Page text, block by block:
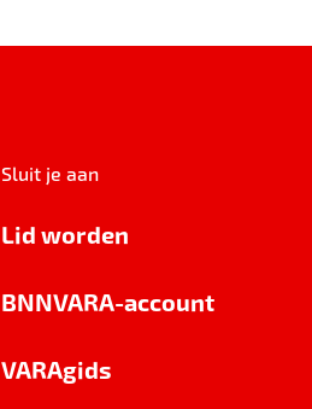
Sluit je aan
Lid worden
BNNVARA-account
VARAgids